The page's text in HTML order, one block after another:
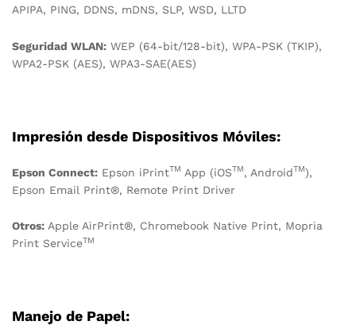
APIPA, PING, DDNS, mDNS, SLP, WSD, LLTD
Seguridad WLAN: WEP (64-bit/128-bit), WPA-PSK (TKIP),
WPA2-PSK (AES), WPA3-SAE(AES)
Impresión desde Dispositivos Móviles:
Epson Connect: Epson iPrintTM App (iOSTM, AndroidTM),
Epson Email Print®, Remote Print Driver
Otros: Apple AirPrint®, Chromebook Native Print, Mopria
Print ServiceTM
Manejo de Papel: